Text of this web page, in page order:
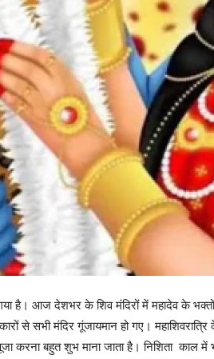
है। आज देशभर के शिव मंदिरों में महादेव के भक्तों
से सभी मंदिर गूंजायमान हो गए।
करना बहुत शुभ माना जाता है। निशिता काल